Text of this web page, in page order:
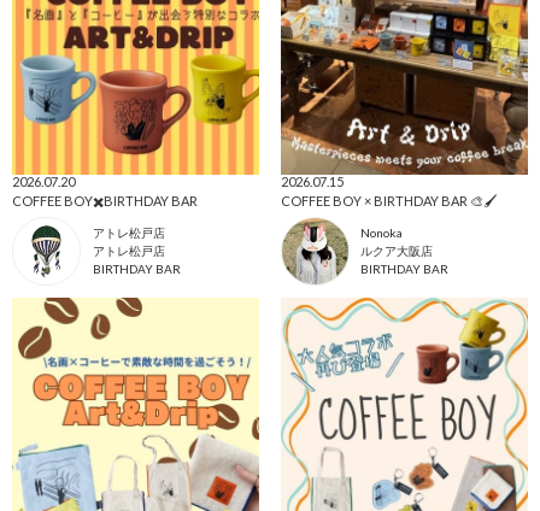
2026.07.20
COFFEE BOY✖️BIRTHDAY BAR
アトレ松戸店
アトレ松戸店
BIRTHDAY BAR
2026.07.15
COFFEE BOY × BIRTHDAY BAR 🎨🖌
Nonoka
ルクア大阪店
BIRTHDAY BAR